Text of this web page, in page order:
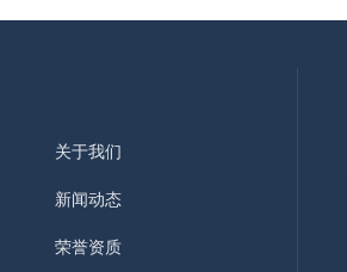
关于我们
新闻动态
荣誉资质